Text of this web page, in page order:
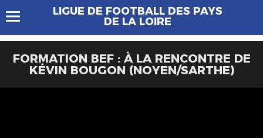
LIGUE DE FOOTBALL DES PAYS
DE LA LOIRE
FORMATION BEF : À LA RENCONTRE DE
KÉVIN BOUGON (NOYEN/SARTHE)